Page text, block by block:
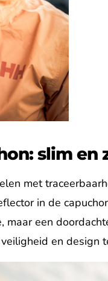
slim en
met
in de
maar een
en design